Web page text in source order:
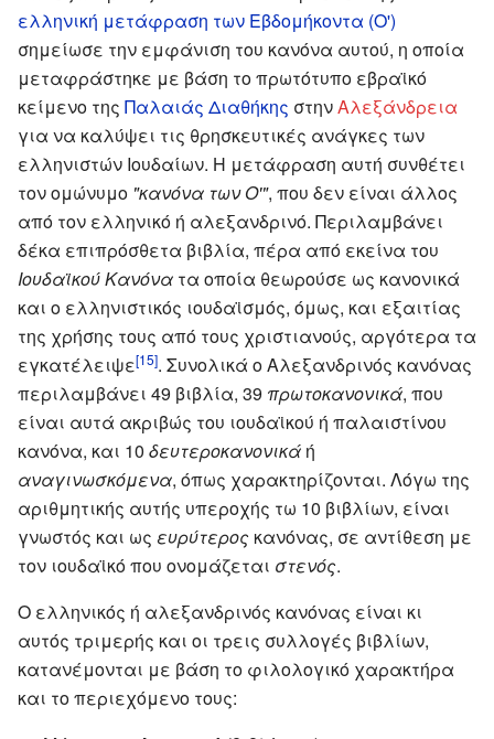
ελληνική μετάφραση των Εβδομήκοντα (Ο')
σημείωσε την εμφάνιση του κανόνα αυτού, η οποία
μεταφράστηκε με βάση το πρωτότυπο εβραϊκό
κείμενο της Παλαιάς Διαθήκης στηνΑλεξάνδρεια
για να καλύψει τις θρησκευτικές ανάγκες των
ελληνιστών Ιουδαίων. Η μετάφραση αυτή συνθέτει
τον ομώνυμο "κανόνα των Ο'", που δεν είναι άλλος
από τον ελληνικό ή αλεξανδρινό. Περιλαμβάνει
δέκα επιπρόσθετα βιβλία, πέρα από εκείνα του
Ιουδαϊκού Κανόνα τα οποία θεωρούσε ως κανονικά
και ο ελληνιστικός ιουδαϊσμός, όμως, και εξαιτίας
της χρήσης τους από τους χριστιανούς, αργότερα τα
εγκατέλειψε[15]. Συνολικά ο Αλεξανδρινός κανόνας
περιλαμβάνει 49 βιβλία, 39 πρωτοκανονικά, που
είναι αυτά ακριβώς του ιουδαϊκού ή παλαιστίνου
κανόνα, και 10 δευτεροκανονικά ή
αναγινωσκόμενα, όπως χαρακτηρίζονται. Λόγω της
αριθμητικής αυτής υπεροχής τω 10 βιβλίων, είναι
γνωστός και ως ευρύτερος κανόνας, σε αντίθεση με
τον ιουδαϊκό που ονομάζεται στενός.
Ο ελληνικός ή αλεξανδρινός κανόνας είναι κι
αυτός τριμερής και οι τρεις συλλογές βιβλίων,
κατανέμονται με βάση το φιλολογικό χαρακτήρα
και το περιεχόμενο τους: